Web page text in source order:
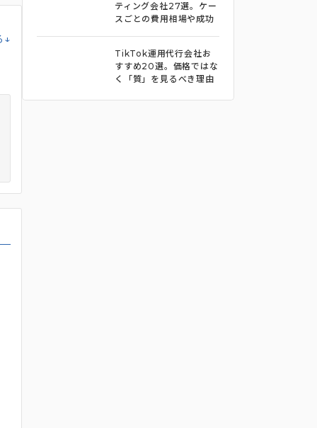
↓
ティング会社27選。ケー
スごとの費用相場や成功
TikTok運用代行会社お
すすめ20選。価格ではな
く「質」を見るべき理由